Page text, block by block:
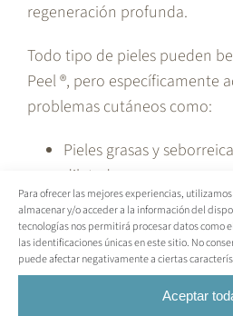
Para ofrecer las mejores experiencias,
almacenar y/o acceder a la información del
tecnologías nos permitirá procesar datos como
las identificaciones únicas en este sitio. No
puede afectar negativamente a ciertas
Aceptar
regeneración profunda.
Todo tipo de pieles pueden
Peel ®, pero específicamente
problemas cutáneos como:
Pieles grasas y
dilatados.
Pieles con impurezas y
formación de quistes
Marcas de acné.
Hiperpigmentación.
Pieles con tendencia a